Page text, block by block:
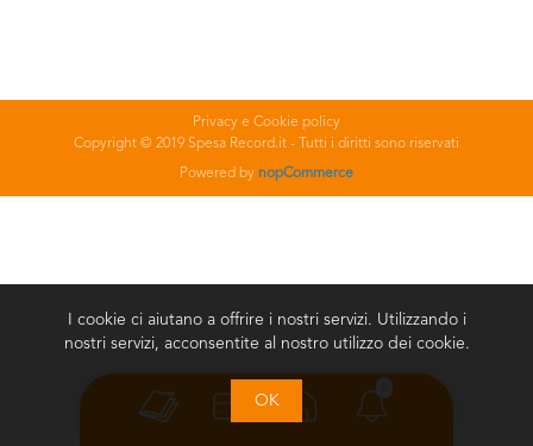
Privacy e Cookie policy
Copyright © 2019 Spesa Record.it - Tutti i diritti sono riservati
Powered by nopCommerce
I cookie ci aiutano a offrire i nostri servizi. Utilizzando i
nostri servizi, acconsentite al nostro utilizzo dei cookie.
OK